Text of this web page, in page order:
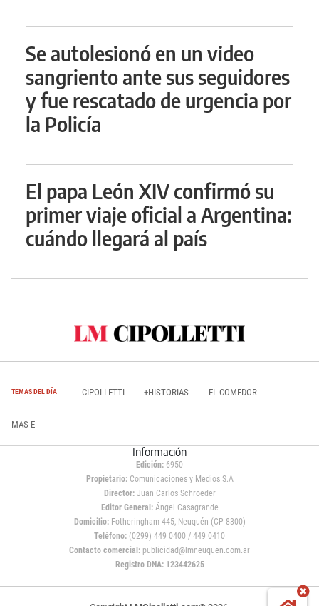
Se autolesionó en un video
sangriento ante sus seguidores
y fue rescatado de urgencia por
la Policía
El papa León XIV confirmó su
primer viaje oficial a Argentina:
cuándo llegará al país
TEMAS DEL DÍA CIPOLLETTI +HISTORIAS EL COMEDOR
MAS E
Información
Edición: 6950
Propietario:Comunicaciones y Medios S.A
Director: Juan Carlos Schroeder
Editor General:Ángel Casagrande
Domicilio:Fotheringham 445, Neuquén (CP 8300)
Teléfono: (0299) 449 0400 / 449 0410
Contacto comercial: publicidad@lmneuquen.com.ar
Registro DNA: 123442625